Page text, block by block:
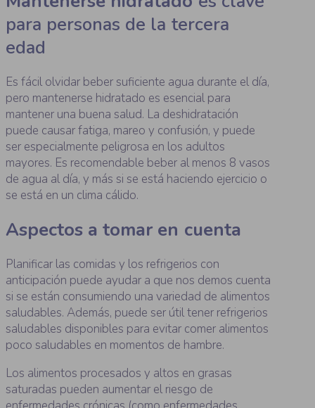
para personas de la tercera
edad
Es fácil olvidar beber suficiente agua durante el día,
pero mantenerse hidratado es esencial para
mantener una buena salud. La deshidratación
puede causar fatiga, mareo y confusión, y puede
ser especialmente peligrosa en los adultos
mayores. Es recomendable beber al menos 8 vasos
de agua al día, y más si se está haciendo ejercicio o
se está en un clima cálido.
Aspectos a tomar en cuenta
Planificar las comidas y los refrigerios con
anticipación puede ayudar a que nos demos cuenta
si se están consumiendo una variedad de alimentos
saludables. Además, puede ser útil tener refrigerios
saludables disponibles para evitar comer alimentos
poco saludables en momentos de hambre.
Los alimentos procesados y altos en grasas
saturadas pueden aumentar el riesgo de